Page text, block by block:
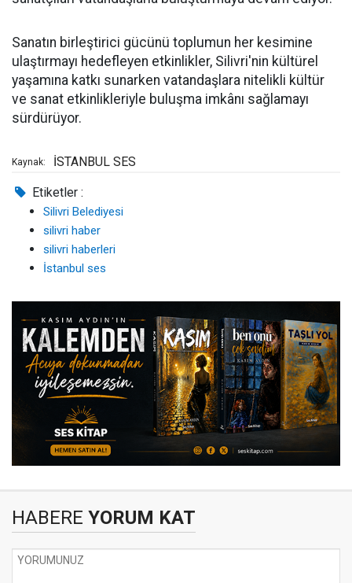
Sanatın birleştirici gücünü toplumun her kesimine
ulaştırmayı hedefleyen etkinlikler, Silivri'nin kültürel
yaşamına katkı sunarken vatandaşlara nitelikli kültür
ve sanat etkinlikleriyle buluşma imkânı sağlamayı
sürdürüyor.
Kaynak: İSTANBUL SES
Etiketler :
Silivri Belediyesi
silivri haber
silivri haberleri
İstanbul ses
HABERE YORUM KAT